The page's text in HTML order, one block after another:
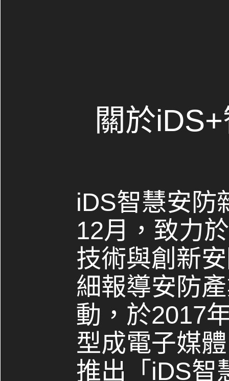
關於
iDS智慧安防
12月，致力
技術與創新
細報導安防
動，於2017
型成電子媒
推出「iDS智